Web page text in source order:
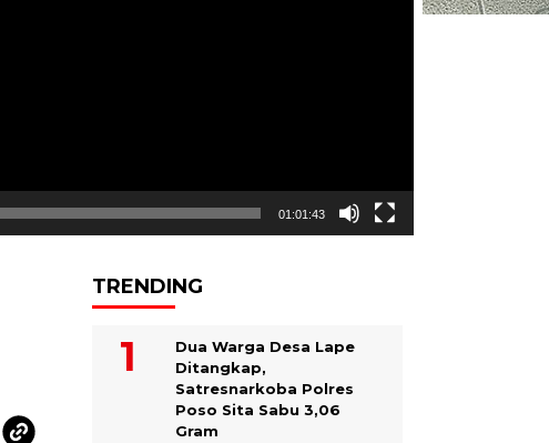
01:01:43
TRENDING
Dua Warga Desa Lape
Ditangkap,
Satresnarkoba Polres
Poso Sita Sabu 3,06
Gram